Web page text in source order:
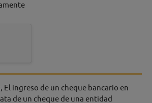
El ingreso de un cheque bancario en
de un cheque de una entidad